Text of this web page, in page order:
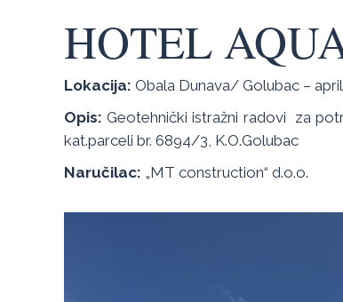
HOTEL
Lokacija: Obala Dunava/ Golubac –
Opis: Geotehnički istražni radovi za
kat.parceli br. 6894/3, K.O.Golubac
Naručilac: „MT construction“ d.o.o.